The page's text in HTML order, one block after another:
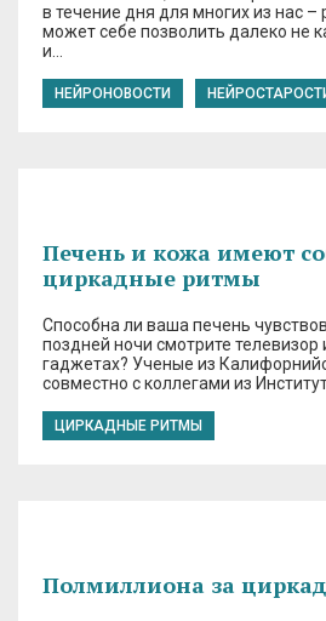
в течение дня для многих из нас –
может себе позволить далеко не
и…
НЕЙРОНОВОСТИ
Печень и кожа имеют
циркадные ритмы
Способна ли ваша печень
поздней ночи смотрите телевизор
гаджетах? Ученые из
совместно с коллегами из
ЦИРКАДНЫЕ РИТМЫ
Полмиллиона за